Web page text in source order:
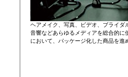
ヘアメイク、写真、ビデオ、ブライダ
音響などあらゆるメディアを総合的に
において、パッケージ化した商品を進